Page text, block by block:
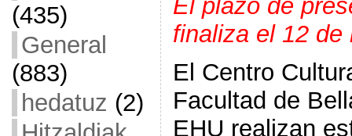
(435)
General
(883)
hedatuz (2)
El plazo de
finaliza el 12 de
El Centro
Facultad de
EHU realizan